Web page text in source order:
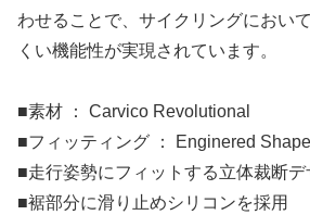
わせることで、サイクリングにおい
くい機能性が実現されています。
■素材 ： Carvico Revolutional
■フィッティング ： Enginered
■走行姿勢にフィットする立体裁断デ
■裾部分に滑り止めシリコンを採用